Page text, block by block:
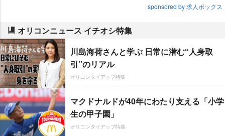
sponsored by 求人ボックス
オリコンニュース イチオシ特集
川島海荷さんと学ぶ 日常に潜む“人身取
引”のリアル
オリコンタイアップ特集
マクドナルドが40年にわたり支える「小学
生の甲子園」
オリコンタイアップ特集